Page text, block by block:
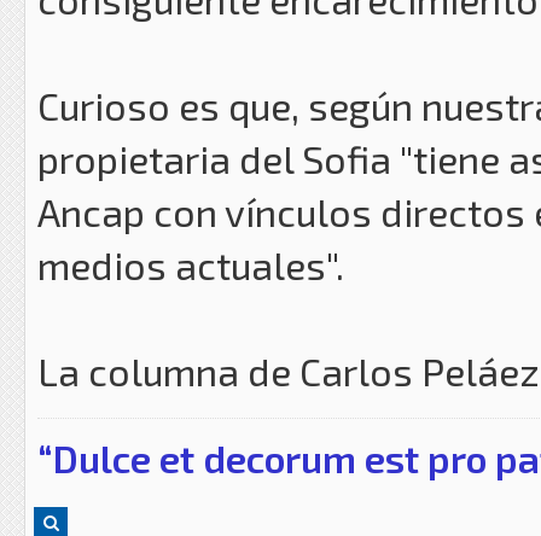
Curioso es que, según
propietaria del Sofia "tiene
Ancap con vínculos
medios actuales".
La columna de Carlos
“Dulce et decorum est pro